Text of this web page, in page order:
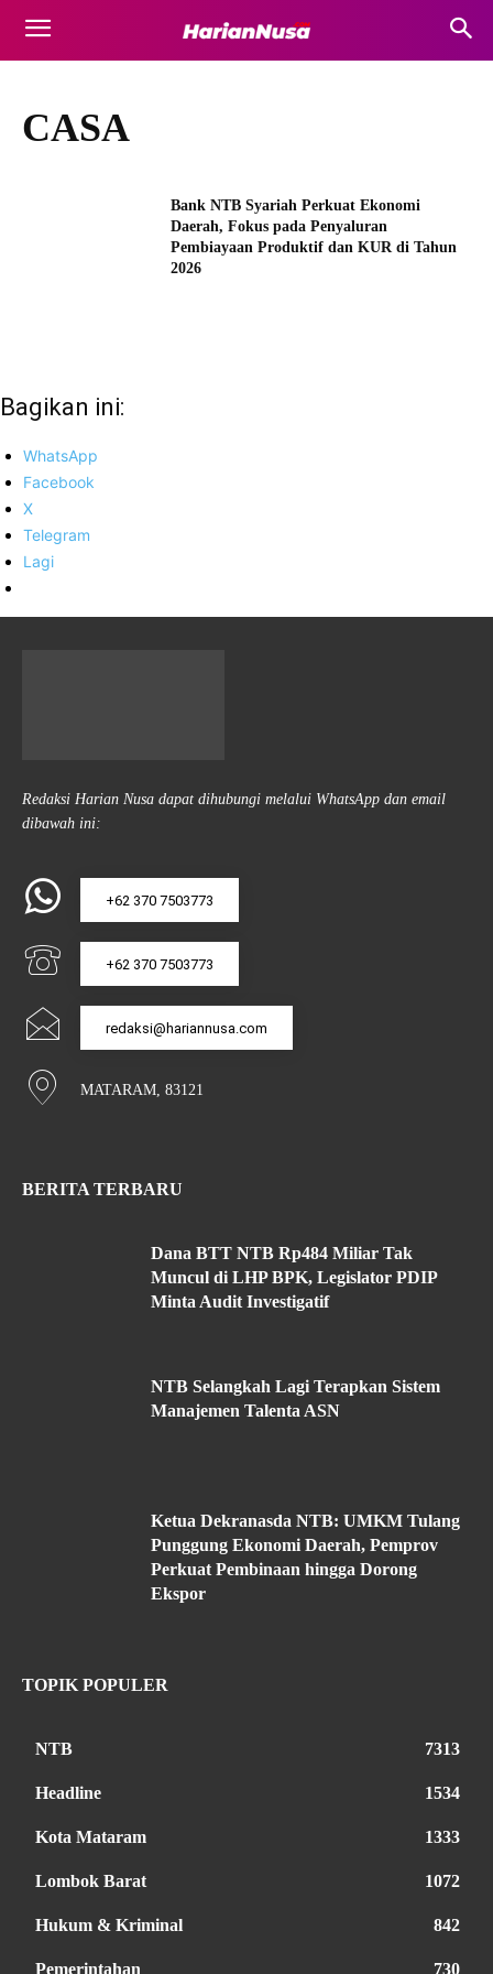
CASA
Bank NTB Syariah Perkuat Ekonomi
Daerah, Fokus pada Penyaluran
Pembiayaan Produktif dan KUR di Tahun
2026
Bagikan ini:
WhatsApp
Facebook
X
Telegram
Lagi
Redaksi Harian Nusa dapat dihubungi melalui WhatsApp dan email
dibawah ini:
+62 370 7503773
+62 370 7503773
redaksi@hariannusa.com
MATARAM, 83121
BERITA TERBARU
Dana BTT NTB Rp484 Miliar Tak
Muncul di LHP BPK, Legislator PDIP
Minta Audit Investigatif
NTB Selangkah Lagi Terapkan Sistem
Manajemen Talenta ASN
Ketua Dekranasda NTB: UMKM Tulang
Punggung Ekonomi Daerah, Pemprov
Perkuat Pembinaan hingga Dorong
Ekspor
TOPIK POPULER
NTB 7313
Headline 1534
Kota Mataram 1333
Lombok Barat 1072
Hukum & Kriminal 842
Pemerintahan 730